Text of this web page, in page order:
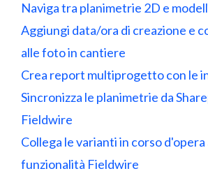
Naviga tra planimetrie 2D e
Aggiungi data/ora di creazione e
alle foto in cantiere
Crea report multiprogetto con le
Sincronizza le planimetrie da
Fieldwire
Collega le varianti in corso d'opera
funzionalità Fieldwire